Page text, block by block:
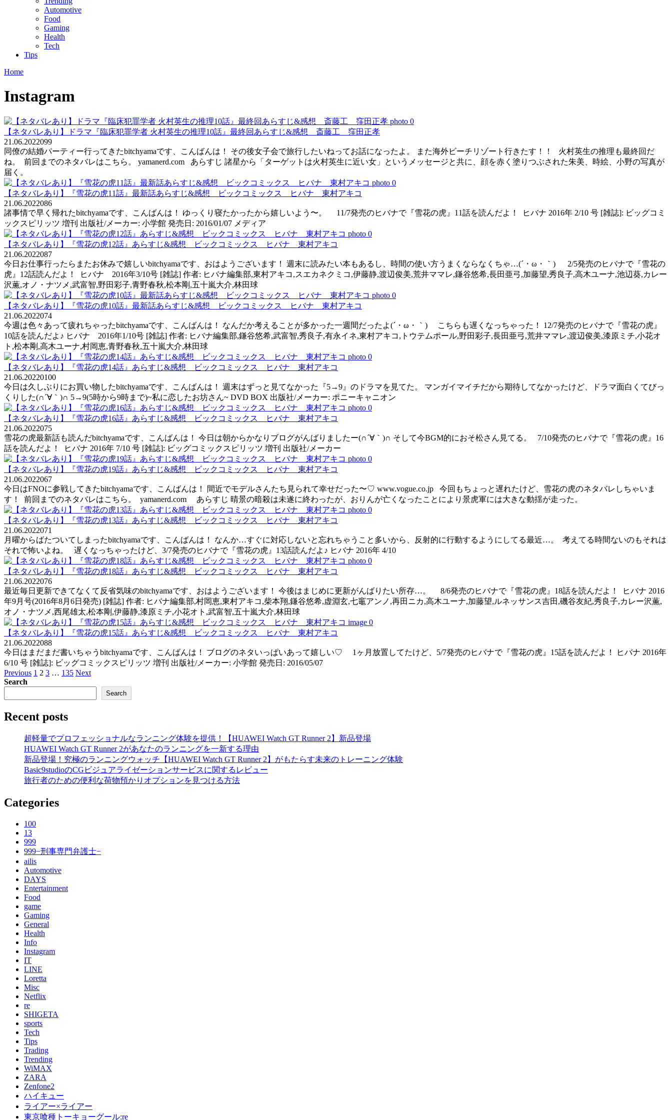
Automotive
Food
Gaming
Health
Tech
Tips
Home
Instagram
【ネタバレあり】ドラマ『臨床犯罪学者 火村英生の推理10話』最終回あらすじ&感想 斎藤工 窪田正孝
21.06.2022099
同僚の結婚パーティー行ってきたbitchyamaです、こんばんは！ その後女子会で旅行したいねってお話になったよ。 また海外ビーチリゾート行きたす！！ 火村英生の推理も最終回だ
ね。 前回までのネタバレはこちら。 yamanerd.com あらすじ 諸星から「ターゲットは火村英生に近い女」というメッセージと共に、顔を赤く塗りつぶされた朱美、時絵、小野の写真が
届く。
【ネタバレあり】『雪花の虎11話』最新話あらすじ&感想 ビックコミックス ヒバナ 東村アキコ
21.06.2022086
諸事情で早く帰れたbitchyamaです、こんばんは！ ゆっくり寝たかったから嬉しいよう〜。 11/7発売のヒバナで『雪花の虎』11話を読んだよ！ ヒバナ 2016年 2/10 号 [雑誌]: ビッグコミ
ックスピリッツ 増刊 出版社/メーカー: 小学館 発売日: 2016/01/07 メディア
【ネタバレあり】『雪花の虎12話』あらすじ&感想 ビックコミックス ヒバナ 東村アキコ
21.06.2022087
今日お仕事行ったらまたお休みで嬉しいbitchyamaです、おはようございます！ 週末に読みたい本もあるし、時間の使い方うまくならなくちゃ…(´・ω・｀) 2/5発売のヒバナで『雪花の
虎』12話読んだよ！ ヒバナ 2016年3/10号 [雑誌] 作者: ヒバナ編集部,東村アキコ,スエカネクミコ,伊藤静,渡辺俊美,荒井ママレ,鎌谷悠希,長田亜弓,加藤望,秀良子,高木ユーナ,池辺葵,カレー
沢薫,オノ・ナツメ,武富智,野田彩子,青野春秋,松本剛,五十嵐大介,林田球
【ネタバレあり】『雪花の虎10話』最新話あらすじ&感想 ビックコミックス ヒバナ 東村アキコ
21.06.2022074
今週は色々あって疲れちゃったbitchyamaです、こんばんは！ なんだか考えることが多かった一週間だったよ(´・ω・｀) こちらも遅くなっちゃった！ 12/7発売のヒバナで『雪花の虎』
10話を読んだよ♪ ヒバナ 2016年1/10号 [雑誌] 作者: ヒバナ編集部,鎌谷悠希,武富智,秀良子,有永イネ,東村アキコ,トウテムポール,野田彩子,長田亜弓,荒井ママレ,渡辺俊美,漆原ミチ,小花オ
ト,松本剛,高木ユーナ,村岡恵,青野春秋,五十嵐大介,林田球
【ネタバレあり】『雪花の虎14話』あらすじ&感想 ビックコミックス ヒバナ 東村アキコ
21.06.20220100
今日は久しぶりにお買い物したbitchyamaです、こんばんは！ 週末はずっと見てなかった『5→9』のドラマを見てた。 マンガイマイチだから期待してなかったけど、ドラマ面白くてびっ
くりした(∩´∀｀)∩ 5→9(5時から9時まで)~私に恋したお坊さん~ DVD BOX 出版社/メーカー: ポニーキャニオン
【ネタバレあり】『雪花の虎16話』あらすじ&感想 ビックコミックス ヒバナ 東村アキコ
21.06.2022075
雪花の虎最新話も読んだbitchyamaです、こんばんは！ 今日は朝からかなりブログがんばりましたー(∩´∀｀)∩ そして今BGM的におそ松さん見てる。 7/10発売のヒバナで『雪花の虎』16
話を読んだよ！ ヒバナ 2016年 7/10 号 [雑誌]: ビッグコミックスピリッツ 増刊 出版社/メーカー
【ネタバレあり】『雪花の虎19話』あらすじ&感想 ビックコミックス ヒバナ 東村アキコ
21.06.2022067
今日はFNOに参戦してきたbitchyamaです、こんばんは！ 間近でモデルさんたち見られて幸せだった〜♡ www.vogue.co.jp 今回もちょっと遅れたけど、雪花の虎のネタバレしちゃいま
す！ 前回までのネタバレはこちら。 yamanerd.com あらすじ 晴景の暗殺は未遂に終わったが、おりんが亡くなったことにより景虎軍には大きな動揺が走った。
【ネタバレあり】『雪花の虎13話』あらすじ&感想 ビックコミックス ヒバナ 東村アキコ
21.06.2022071
月曜からばたついてしまったbitchyamaです、こんばんは！ なんか…すぐに対応しないと忘れちゃうこと多いから、反射的に行動するようにしてる最近…。 考えてる時間ないのもそれは
それで怖いよね。 遅くなっちゃったけど、3/7発売のヒバナで『雪花の虎』13話読んだよ♪ ヒバナ 2016年 4/10
【ネタバレあり】『雪花の虎18話』あらすじ&感想 ビックコミックス ヒバナ 東村アキコ
21.06.2022076
最近毎日更新できてなくて反省気味のbitchyamaです、おはようございます！ 今後はまじめに更新がんばりたい所存…。 8/6発売のヒバナで『雪花の虎』18話を読んだよ！ ヒバナ 2016
年9月号(2016年8月6日発売) [雑誌] 作者: ヒバナ編集部,村岡恵,東村アキコ,柴本翔,鎌谷悠希,虚淵玄,七竈アンノ,再田ニカ,高木ユーナ,加藤望,ルネッサンス吉田,磯谷友紀,秀良子,カレー沢薫,
オノ・ナツメ,西尾雄太,松本剛,伊藤静,漆原ミチ,小花オト,武富智,五十嵐大介,林田球
【ネタバレあり】『雪花の虎15話』あらすじ&感想 ビックコミックス ヒバナ 東村アキコ
21.06.2022088
今日はまだまだ書いちゃうbitchyamaです、こんばんは！ ブログのネタいっぱいあって嬉しい♡ 1ヶ月放置してたけど、5/7発売のヒバナで『雪花の虎』15話を読んだよ！ ヒバナ 2016年
6/10 号 [雑誌]: ビッグコミックスピリッツ 増刊 出版社/メーカー: 小学館 発売日: 2016/05/07
Posts
pagination
Previous 1 2 3 … 135 Next
Search
Search
Recent posts
超軽量でプロフェッショナルなランニング体験を提供！【HUAWEI Watch GT Runner 2】新品登場
HUAWEI Watch GT Runner 2があなたのランニングを一新する理由
新品登場！究極のランニングウォッチ【HUAWEI Watch GT Runner 2】がもたらす未来のトレーニング体験
Basic9studioのCGビジュアライゼーションサービスに関するレビュー
旅行者のための便利な荷物預かりオプションを見つける方法
Categories
100
13
999
999−刑事専門弁護士−
ailis
Automotive
DAYS
Entertainment
Food
game
Gaming
General
Health
Info
Instagram
IT
LINE
Loretta
Misc
Netflix
re
SHIGETA
sports
Tech
Tips
Trading
Trending
WiMAX
ZARA
Zenfone2
ハイキュー
ライアー×ライアー
東京喰種トーキョーグール:re